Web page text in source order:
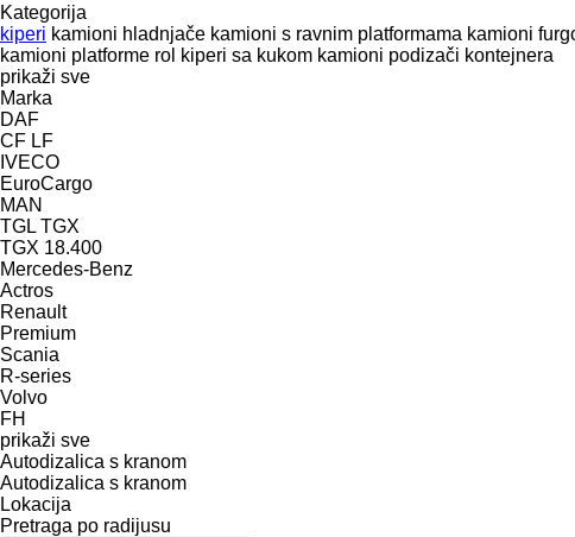
Kategorija
kiperi kamioni hladnjače kamioni s ravnim platformama kamioni
kamioni platforme rol kiperi sa kukom kamioni podizači kontejnera
prikaži sve
Marka
DAF
CF LF
IVECO
EuroCargo
MAN
TGL TGX
TGX 18.400
Mercedes-Benz
Actros
Renault
Premium
Scania
R-series
Volvo
FH
prikaži sve
Autodizalica s kranom
Autodizalica s kranom
Lokacija
Pretraga po radijusu